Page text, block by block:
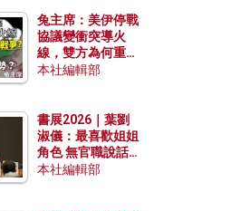
兔主席：美伊停戰
協議變衝突導火
線，雙方為何重啟
戰爭？伊朗一早洞
本社編輯部
書展2026｜葉劉
淑儀：最喜歡姐姐
角色 無官職說話
包袱少
本社編輯部